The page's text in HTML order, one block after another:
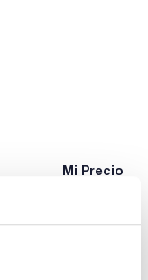
Mi Precio